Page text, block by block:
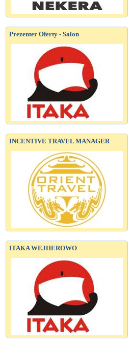
Prezenter Oferty - Salon
INCENTIVE TRAVEL MANAGER
ITAKA WEJHEROWO